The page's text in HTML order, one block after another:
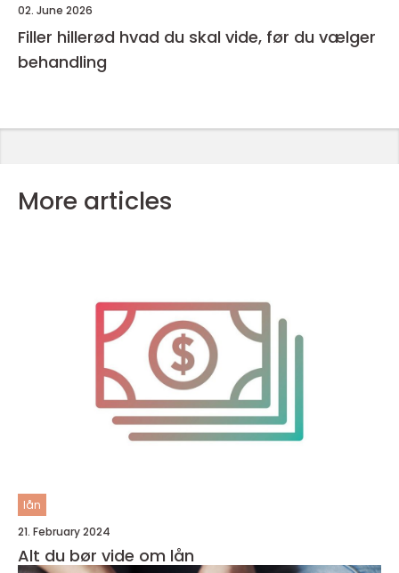
02. June 2026
Filler hillerød hvad du skal vide, før du vælger
behandling
More articles
lån
21. February 2024
Alt du bør vide om lån